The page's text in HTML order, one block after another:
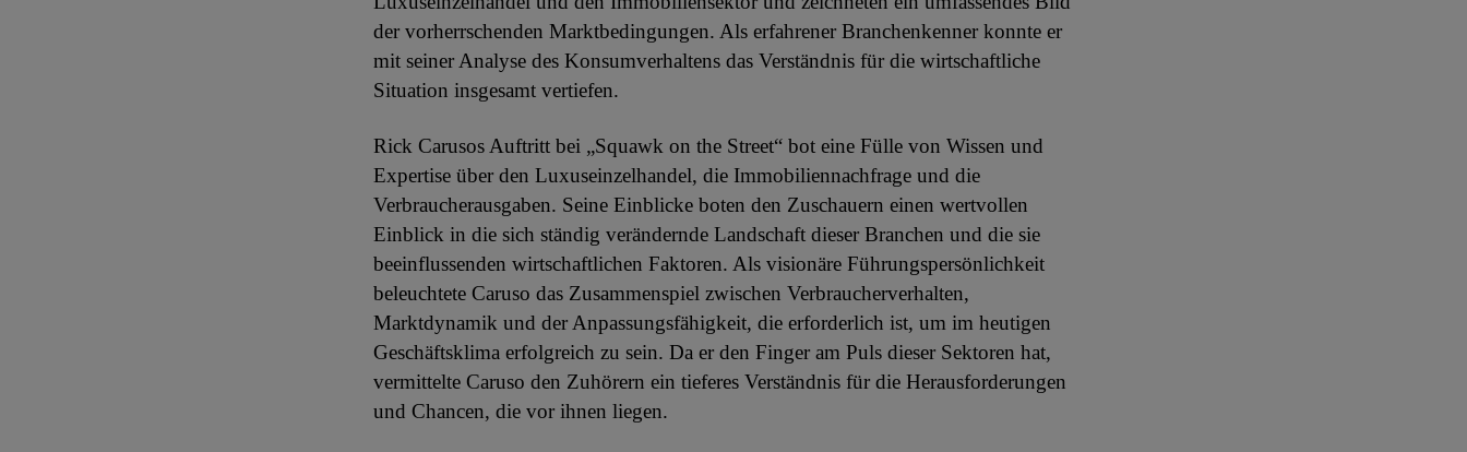
der vorherrschenden Marktbedingungen. Als erfahrener Branchenkenner konnte er
mit seiner Analyse des Konsumverhaltens das Verständnis für die wirtschaftliche
Situation insgesamt vertiefen.
Rick Carusos Auftritt bei „Squawk on the Street“ bot eine Fülle von Wissen und
Expertise über den Luxuseinzelhandel, die Immobiliennachfrage und die
Verbraucherausgaben. Seine Einblicke boten den Zuschauern einen wertvollen
Einblick in die sich ständig verändernde Landschaft dieser Branchen und die sie
beeinflussenden wirtschaftlichen Faktoren. Als visionäre Führungspersönlichkeit
beleuchtete Caruso das Zusammenspiel zwischen Verbraucherverhalten,
Marktdynamik und der Anpassungsfähigkeit, die erforderlich ist, um im heutigen
Geschäftsklima erfolgreich zu sein. Da er den Finger am Puls dieser Sektoren hat,
vermittelte Caruso den Zuhörern ein tieferes Verständnis für die Herausforderungen
und Chancen, die vor ihnen liegen.